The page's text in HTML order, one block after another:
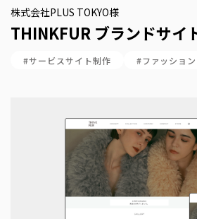
株式会社PLUS TOKYO様
THINKFUR ブランドサイ
#サービスサイト制作 #ファッション